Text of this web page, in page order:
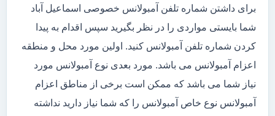
برای داشتن شماره تلفن آمبولانس خصوصی اسماعیل آباد
شما بایستی مواردی را در نظر بگیرید سپس اقدام به پیدا
کردن شماره تلفن آمبولانس کنید. اولین مورد محل و منطقه
اعزام آمبولانس می باشد. مورد بعدی نوع آمبولانس مورد
نیاز شما می باشد که ممکن است برخی از مناطق اعزام
آمبولانس نوع خاص آمبولانس را که شما نیاز دارید نداشته